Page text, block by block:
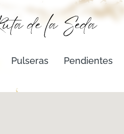
Pulseras Pendientes